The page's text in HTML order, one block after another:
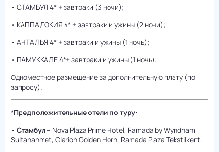
• СТАМБУЛ 4* + завтраки (3 ночи);
• КАППАДОКИЯ 4* + завтраки и ужины (2 ночи);
• АНТАЛЬЯ 4* + завтраки и ужины (1 ночь);
• ПАМУККАЛЕ 4*+ завтраки и ужины (1 ночь).
Одноместное размещение за дополнительную плату (по
запросу).
*Предположительные отели по туру:
• Стамбул– Nova Plaza Prime Hotel, Ramada by Wyndham
Sultanahmet, Clarion Golden Horn, Ramada Plaza Tekstilkent.